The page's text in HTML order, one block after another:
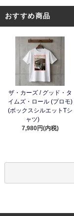
おすすめ商品
ザ・カーズ / グッド・タ
イムズ・ロール (プロモ)
(ボックスシルエットTシ
ャツ)
7,980円(内税)